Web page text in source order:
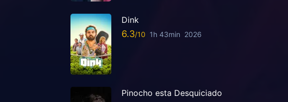
Dink
6.3 1h 43min 2026
Pinocho esta Desquiciado